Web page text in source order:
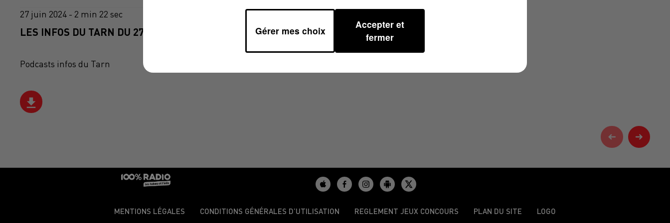
27 juin 2024 - 2 min 22 sec
LES INFOS DU TARN DU 27/06/2024 À 10H00
Podcasts infos du Tarn
MENTIONS LÉGALES CONDITIONS GÉNÉRALES D’UTILISATION REGLEMENT JEUX CONCOURS PLAN DU SITE LOGO
Gérer mes choix
Accepter et
fermer